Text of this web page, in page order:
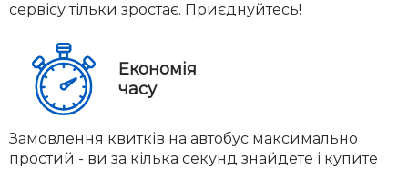
сервісу тільки зростає. Приєднуйтесь!
Економія
часу
Замовлення квитків на автобус максимально
простий - ви за кілька секунд знайдете і купите